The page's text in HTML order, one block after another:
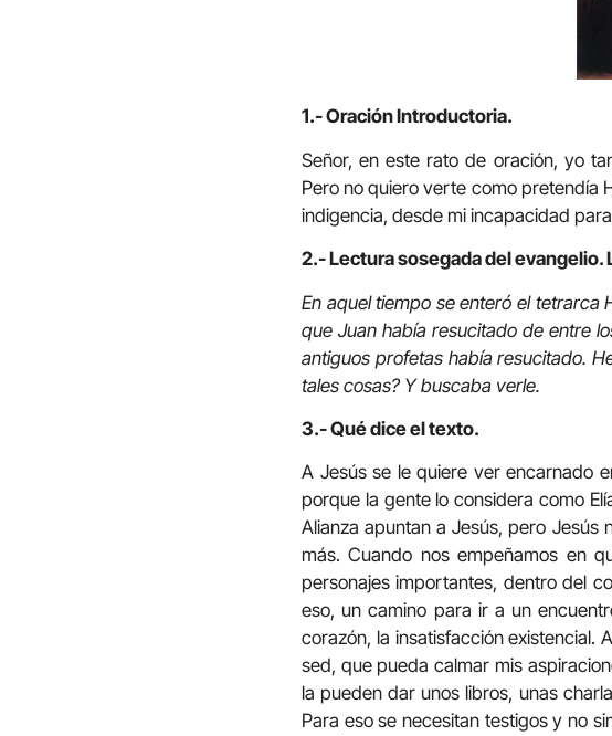
1.- Oración Introductoria.
Señor, en este rato de oración, yo
Pero no quiero verte como pretendía
indigencia, desde mi incapacidad
2.- Lectura sosegada del evangelio.
En aquel tiempo se enteró el
que Juan había resucitado de entre
antiguos profetas había resucitado.
tales cosas? Y buscaba verle.
3.- Qué dice el texto.
A Jesús se le quiere ver encarnado
porque la gente lo considera como
Alianza apuntan a Jesús, pero Jesús
más. Cuando nos empeñamos en
personajes importantes, dentro del
eso, un camino para ir a un
corazón, la insatisfacción existencial.
sed, que pueda calmar mis
la pueden dar unos libros, unas
Para eso se necesitan testigos y no